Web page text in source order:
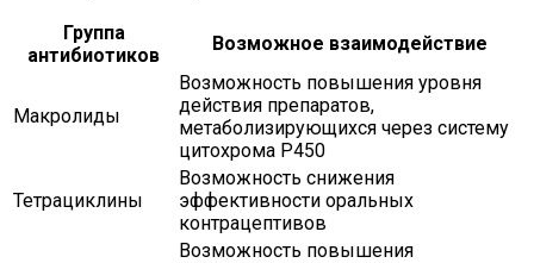
Группа
антибиотиков
Возможное взаимодействие
Макролиды
Возможность повышения уровня
действия препаратов,
метаболизирующихся через систему
цитохрома P450
Тетрациклины
Возможность снижения
эффективности оральных
контрацептивов
Возможность повышения